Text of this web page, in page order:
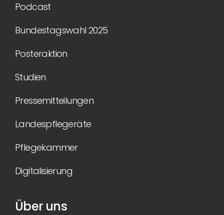
Podcast
Bundestagswahl 2025
Posteraktion
Studien
Pressemitteilungen
Landespflegeräte
Pflegekammer
Digitalisierung
Über uns